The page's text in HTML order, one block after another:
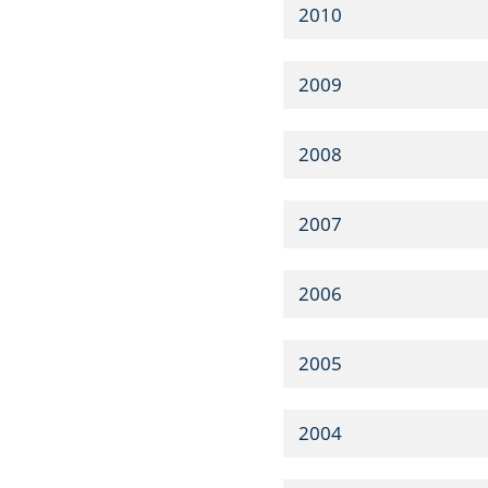
2010
2009
2008
2007
2006
2005
2004